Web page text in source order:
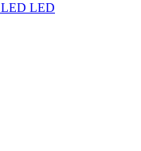
لامپ سیگنال معکوس ترمز LED LED